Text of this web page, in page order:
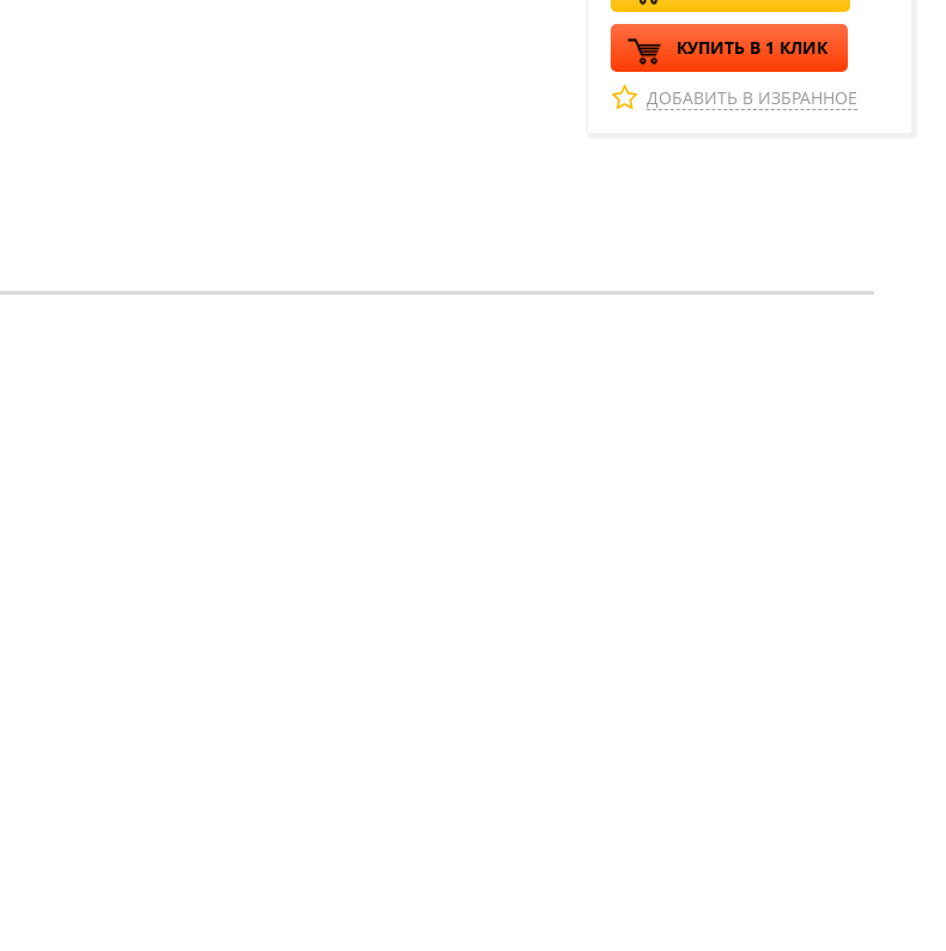
КУПИТЬ В 1 КЛИК
ДОБАВИТЬ В ИЗБРАННОЕ